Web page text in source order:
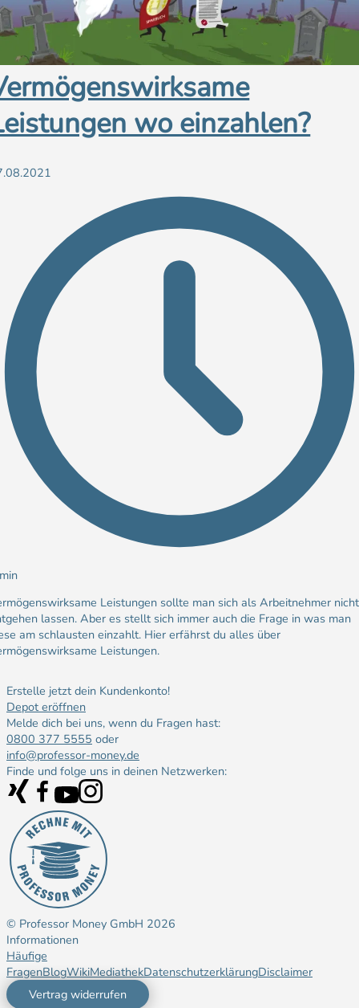
wo einzahlen?
Leistungen sollte man sich als Arbeitnehmer nicht
lassen. Aber es stellt sich immer auch die Frage in was man
am schlausten einzahlt. Hier erfährst du alles über
Leistungen.
Erstelle jetzt dein Kundenkonto!
Depot eröffnen
Melde dich bei uns, wenn du Fragen hast:
0800 377 5555 oder
info@professor-money.de
Finde und folge uns in deinen Netzwerken:
© Professor Money GmbH 2026
Informationen
Häufige
FragenBlogWikiMediathekDatenschutzerklärungDisclaimer
Vertrag widerrufen